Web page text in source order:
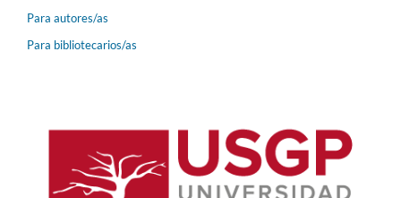
Para autores/as
Para bibliotecarios/as